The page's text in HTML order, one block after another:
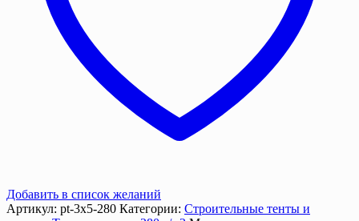
Добавить в список желаний
Артикул: pt-3х5-280 Категории: Строительные тенты и